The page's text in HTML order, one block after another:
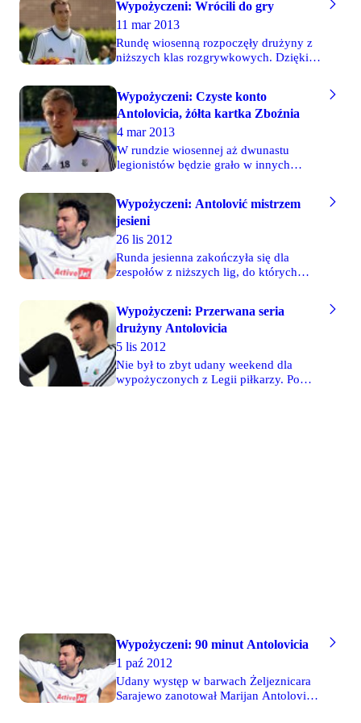
wypożyczeniu FK Żeljeznicar i zbiera
tam dobre oceny, ale to Legia płaci jego
kontrakt. Okazuje się, że kilka tygodni
temu jego menedżerem został Marek
Wypożyczeni: Wrócili do gry
11 mar 2013
Rundę wiosenną rozpoczęły drużyny z
niższych klas rozgrywkowych. Dzięki
Szczególne powody do zadowolenia
może mieć Konrad Jałocha, który
zachował czyste konto w wygranym
meczu z Zagłębiem Sosnowiec. Pełne
zawody rozegrali także Damian Zbozień
oraz Marijan Antolović.
Wypożyczeni: Czyste konto
Antolovicia, żółta kartka Zboźnia
4 mar 2013
W rundzie wiosennej aż dwunastu
legionistów będzie grało w innych
dwóch z nich pojawiło się na murawie.
Marijan Antolović zachował czyste
konto w bośniackiej lidze. Damian
Zbozień rozegrał natomiast cały mecz
przeciwko Zagłębiu Lubin.
Wypożyczeni: Antolović mistrzem
jesieni
26 lis 2012
Runda jesienna zakończyła się dla
zespołów z niższych lig, do których
Piasta Gliwice oraz Żeljeznicara
Sarajewo. Zespół ze Śląska z Damianem
Zboźniem w składzie doznał bolesnej
porażki w Kielcach. Z kolei Marijan
Antolović i jego zespół, dzięki
wygranej, zostali mistrzem rundy
Wypożyczeni: Przerwana seria
drużyny Antolovicia
5 lis 2012
Nie był to zbyt udany weekend dla
wypożyczonych z Legii piłkarzy. Po
Wypożyczeni: 90 minut Antolovicia
1 paź 2012
Udany występ w barwach Żeljeznicara
Sarajewo zanotował Marijan Antolović.